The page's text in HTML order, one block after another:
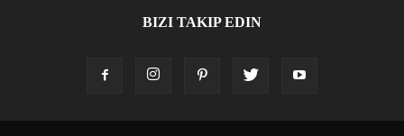
BIZI TAKIP EDIN